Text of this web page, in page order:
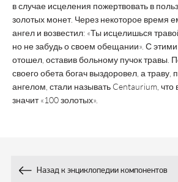
в случае исцеления пожертвовать в
золотых монет. Через некоторое время
ангел и возвестил: «Ты исцелишься
но не забудь о своем обещании». С
отошел, оставив больному пучок травы.
своего обета богач выздоровел, а траву,
ангелом, стали называть Centaurium, что
значит «100 золотых».
Назад к энциклопедии компонентов